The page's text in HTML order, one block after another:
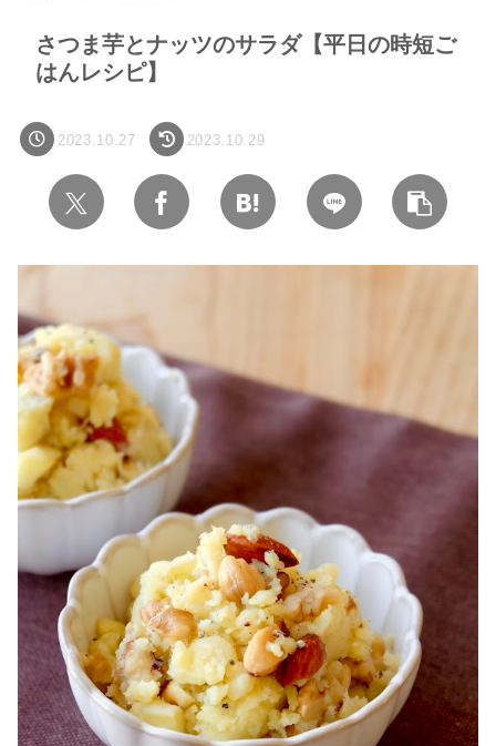
さつま芋とナッツのサラダ【平日の時短ご
はんレシピ】
2023.10.27 2023.10.29